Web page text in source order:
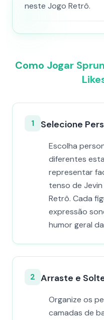
neste Jogo Retrô.
Como Jogar
1 Selecione
Escolha
diferentes
representar
tenso de
Retrô. Cada
expressão
humor geral
2 Arraste e
Organize os
camadas de